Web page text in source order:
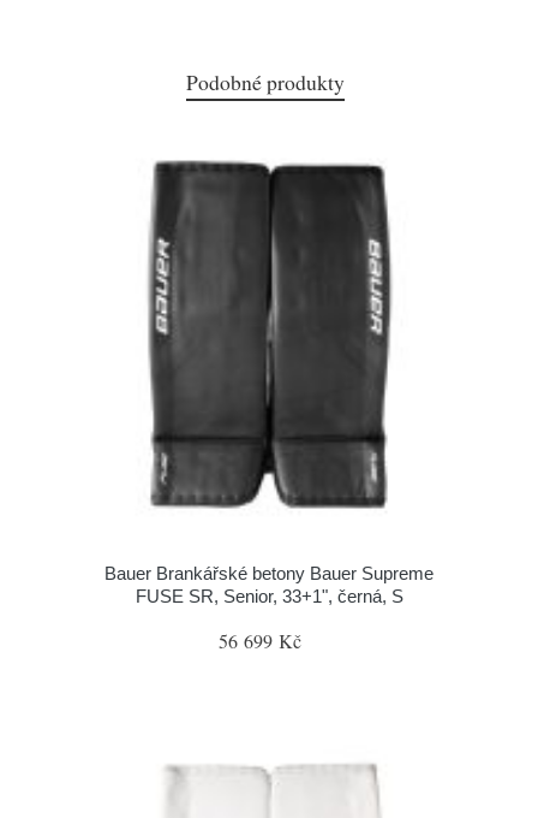
Podobné produkty
Bauer Brankářské betony Bauer Supreme
FUSE SR, Senior, 33+1", černá, S
56 699 Kč